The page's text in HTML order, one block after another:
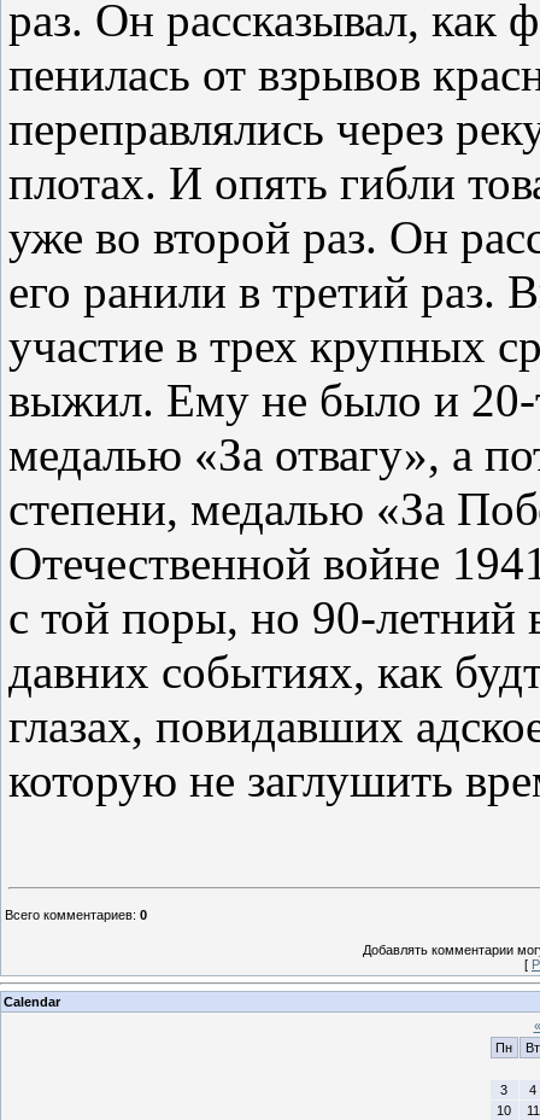
раз. Он рассказывал, как
пенилась от взрывов
переправлялись через
плотах. И опять гибли
уже во второй раз. Он
его ранили в третий раз.
участие в трех крупных
выжил. Ему не было и 20-
медалью «За отвагу», а
степени, медалью «За
Отечественной войне
с той поры, но 90-летний
давних событиях, как
глазах, повидавших
которую не заглушить
Всего комментариев: 0
Добавлять комментарии
[
Calendar
«
Пн
Вт
3
4
10
11